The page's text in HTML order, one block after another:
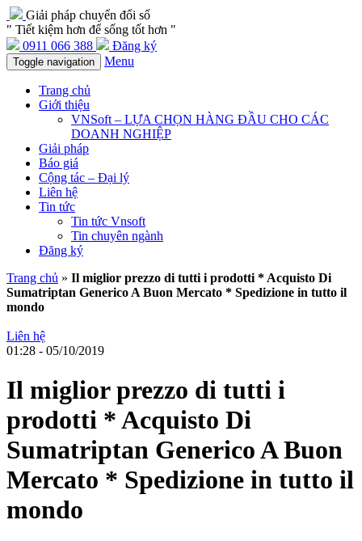
Giải pháp chuyển đổi số
" Tiết kiệm hơn để sống tốt hơn "
0911 066 388
Đăng ký
Toggle navigation Menu
Trang chủ
Giới thiệu
VNSoft – LỰA CHỌN HÀNG ĐẦU CHO CÁC
DOANH NGHIỆP
Giải pháp
Báo giá
Cộng tác – Đại lý
Liên hệ
Tin tức
Tin tức Vnsoft
Tin chuyên ngành
Đăng ký
Trang chủ » Il miglior prezzo di tutti i prodotti * Acquisto Di
Sumatriptan Generico A Buon Mercato * Spedizione in tutto il
mondo
Liên hệ
01:28 - 05/10/2019
Il miglior prezzo di tutti i
prodotti * Acquisto Di
Sumatriptan Generico A Buon
Mercato * Spedizione in tutto il
mondo